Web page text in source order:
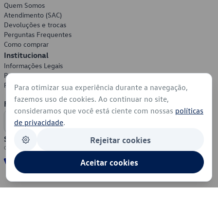
Quem Somos
Atendimento (SAC)
Devoluções e trocas
Perguntas Frequentes
Como comprar
Institucional
Informações Legais
Política de Privacidade
Política de Cookies
Formas de Pagamento
Segurança
Para otimizar sua experiência durante a navegação,
fazemos uso de cookies. Ao continuar no site,
consideramos que você está ciente com nossas políticas
de privacidade.
Rejeitar cookies
Aceitar cookies